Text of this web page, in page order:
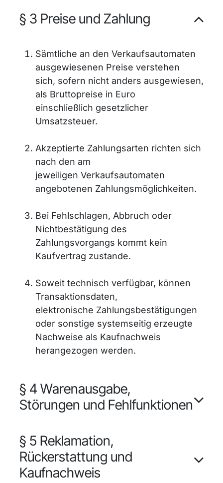
§ 3 Preise und Zahlung
Sämtliche an den Verkaufsautomaten
ausgewiesenen Preise verstehen
sich, sofern nicht anders ausgewiesen,
als Bruttopreise in Euro
einschließlich gesetzlicher
Umsatzsteuer.
Akzeptierte Zahlungsarten richten sich
nach den am
jeweiligen Verkaufsautomaten
angebotenen Zahlungsmöglichkeiten.
Bei Fehlschlagen, Abbruch oder
Nichtbestätigung des
Zahlungsvorgangs kommt kein
Kaufvertrag zustande.
Soweit technisch verfügbar, können
Transaktionsdaten,
elektronische Zahlungsbestätigungen
oder sonstige systemseitig erzeugte
Nachweise als Kaufnachweis
herangezogen werden.
§ 4 Warenausgabe,
Störungen und Fehlfunktionen
§ 5 Reklamation,
Rückerstattung und
Kaufnachweis